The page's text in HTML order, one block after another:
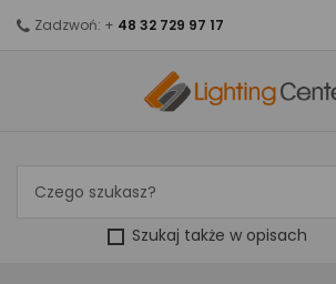
Szukaj także w opisach
Zadzwoń: + 48 32 729 97 17